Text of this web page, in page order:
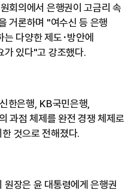
회의에서 은행권이 고금리 속
거론하며 "여수신 등 은행
다양한 제도･방안에
가 있다"고 강조했다.
한은행, KB국민은행,
과점 체제를 완전 경쟁 체제로
것으로 전해졌다.
장은 윤 대통령에게 은행권